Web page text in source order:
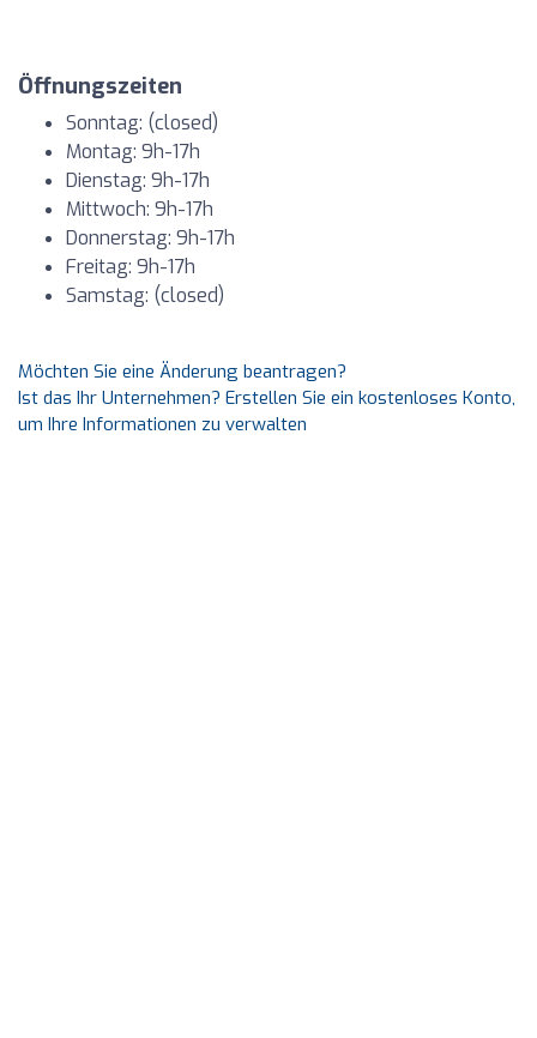
Öffnungszeiten
Sonntag: (closed)
Montag: 9h-17h
Dienstag: 9h-17h
Mittwoch: 9h-17h
Donnerstag: 9h-17h
Freitag: 9h-17h
Samstag: (closed)
Möchten Sie eine Änderung beantragen?
Ist das Ihr Unternehmen? Erstellen Sie ein kostenloses Konto,
um Ihre Informationen zu verwalten